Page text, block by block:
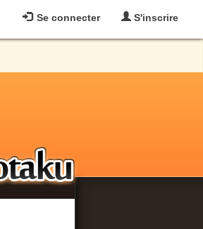
Se connecter S'inscrire